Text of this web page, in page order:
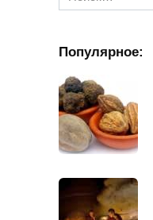
for:
Популярное: